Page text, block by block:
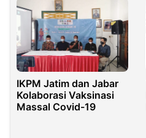
IKPM Jatim dan Jabar
Kolaborasi Vaksinasi
Massal Covid-19